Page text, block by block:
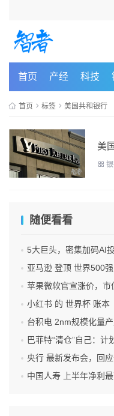
首页 产经 科技
首页 标签 美国共和银行
美
随便看看
5大巨头，密集加码AI
亚马逊 登顶 世界500
苹果微软官宣涨价，市
小红书 的 世界杯 账本
台积电 2nm规模化量
巴菲特“清仓”自己：
央行 最新发布会，回
中国人寿 上半年净利